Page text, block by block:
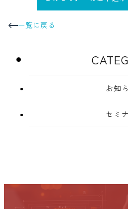
一覧に戻る
お知
セミ